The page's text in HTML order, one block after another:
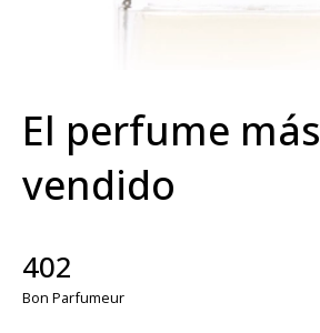
El perfume más
vendido
402
Bon Parfumeur